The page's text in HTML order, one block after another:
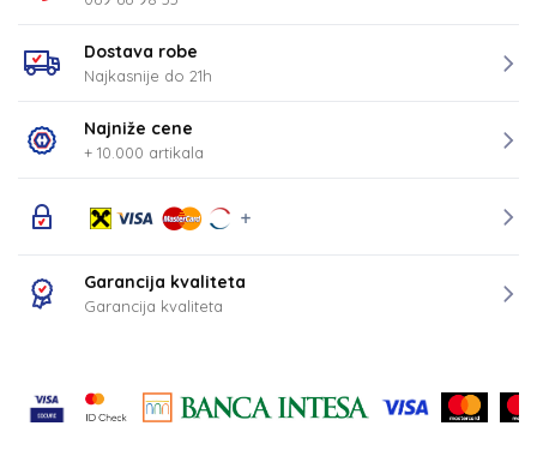
Dostava robe
Najkasnije do 21h
Najniže cene
+ 10.000 artikala
Garancija kvaliteta
Garancija kvaliteta